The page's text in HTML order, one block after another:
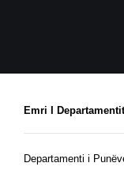
Emri I Departamentit
Departamenti i